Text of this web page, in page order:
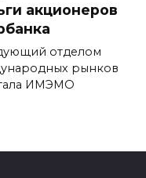
акционеров
отделом
рынков
ИМЭМО